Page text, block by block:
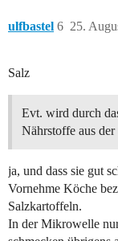
ulfbastel 25.
6
Salz
Evt. wird durch
Nährstoffe aus
ja, und dass sie gut
Vornehme Köche
Salzkartoffeln.
In der Mikrowelle